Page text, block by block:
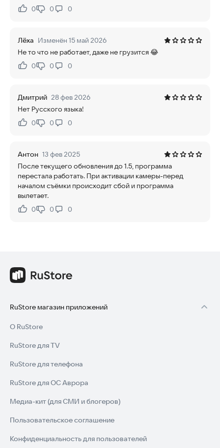
Нравится:
0Не нравится:
0 0
Лёха Изменён 15 май 2026
Не то что не работает, даже не грузится 😂
Нравится:
0Не нравится:
0 0
Дмитрий 28 фев 2026
Нет Русского языка!
Нравится:
0Не нравится:
0 0
Антон 13 фев 2025
После текущего обновления до 1.5, программа
перестала работать. При активации камеры-перед
началом съёмки происходит сбой и программа
вылетает.
Нравится:
0Не нравится:
0 0
RuStore магазин приложений
О RuStore
RuStore для TV
RuStore для телефона
RuStore для ОС Аврора
Медиа-кит (для СМИ и блогеров)
Пользовательское соглашение
Конфиденциальность для пользователей